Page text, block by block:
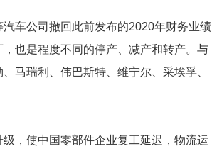
车公司撤回此前发布的2020年财务业绩
也是程度不同的停产、减产和转产。与
马瑞利、伟巴斯特、维宁尔、采埃孚、
，使中国零部件企业复工延迟，物流运